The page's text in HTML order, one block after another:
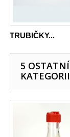
TRUBIČKY...
5 OSTATNÍ